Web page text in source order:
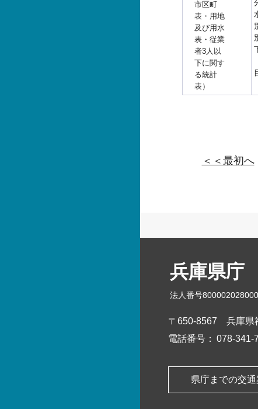
市区町
表・用地
及び用水
表・従業
者3人以
下に関す
る統計
表）
＜＜最初へ
兵庫県庁
法人番号
〒650-8567
兵庫県
電話番号： 078-341-
県庁までの交通